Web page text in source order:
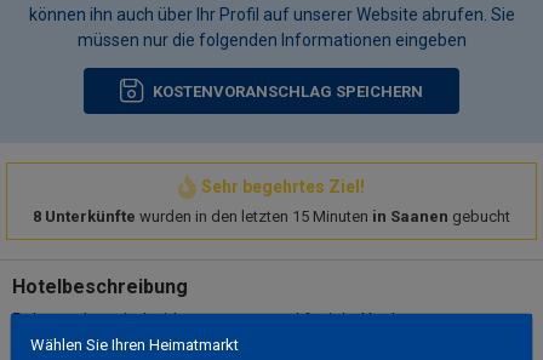
können ihn auch über Ihr Profil auf unserer Website abrufen. Sie
müssen nur die folgenden Informationen eingeben
KOSTENVORANSCHLAG SPEICHERN
Sehr begehrtes Ziel!
8 Unterkünfte wurden in den letzten 15 Minuten in Saanen gebucht
Hotelbeschreibung
Relax and unwind with massages and facials. You're sure to
appreciate the convenience of ski-in/ski-out access at this hotel,
Wählen Sie Ihren Heimatmarkt